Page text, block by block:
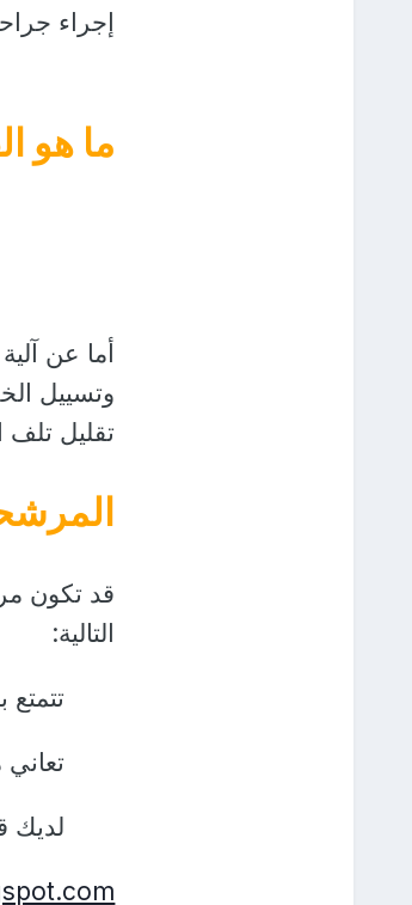
إجراء
ما هو
أما عن
وتسييل
تقليل تلف
قد تكون
التالية:
تتمتع
تعاني من
لديك